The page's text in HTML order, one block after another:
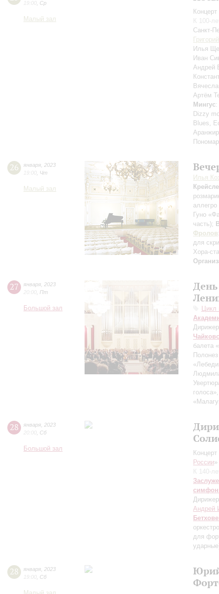
19:00 Ср
Малый зал
К 100-
Санкт-
Илья
Иван
Андрей
Артём
Мингус:
Dizzy
Blues,
26 января 2023
19:00 Чт
Малый зал
Илья
Гуно
часть);
Фролов
для
Хора-
27 января 2023
20:00 Пт
Большой зал
Цикл
балета
28 января 2023
20:00 Сб
Большой зал
России»
К 140-
Андрей
для
28 января 2023
19:00 Сб